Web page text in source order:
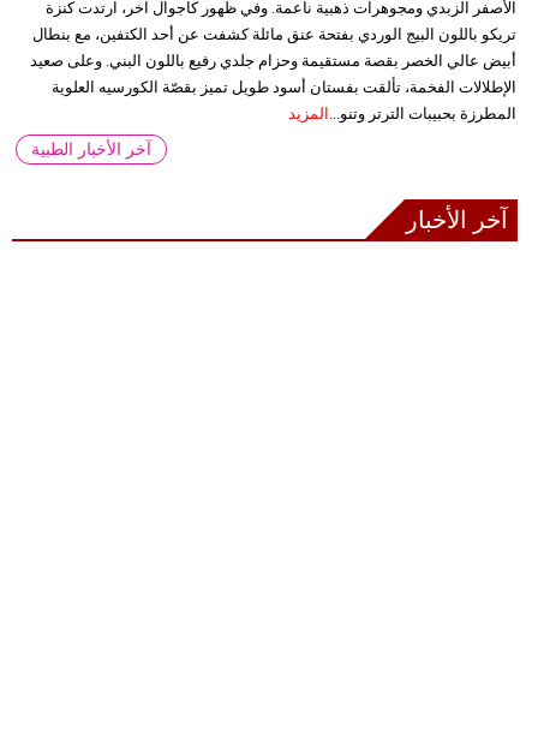
الأصفر الزبدي ومجوهرات ذهبية ناعمة. وفي ظهور كاجوال آخر، ارتدت كنزة
تريكو باللون البيج الوردي بفتحة عنق مائلة كشفت عن أحد الكتفين، مع بنطال
أبيض عالي الخصر بقصة مستقيمة وحزام جلدي رفيع باللون البني. وعلى صعيد
الإطلالات الفخمة، تألقت بفستان أسود طويل تميز بقصّة الكورسيه العلوية
المطرزة بحبيبات الترتر وتنو... المزيد
آخر الأخبار الطبية
آخر الأخبار